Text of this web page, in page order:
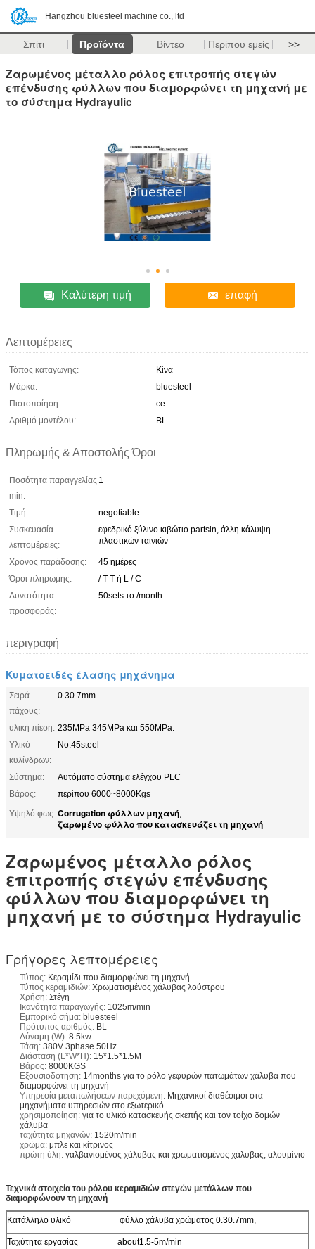
Hangzhou bluesteel machine co., ltd
Σπίτι Προϊόντα Βίντεο Περίπου εμείς >>
Ζαρωμένος μέταλλο ρόλος επιτροπής στεγών
επένδυσης φύλλων που διαμορφώνει τη μηχανή με
το σύστημα Hydrayulic
Καλύτερη τιμή επαφή
Λεπτομέρειες
Τόπος καταγωγής:
Κίνα
Μάρκα:
bluesteel
Πιστοποίηση:
ce
Αριθμό μοντέλου:
BL
Πληρωμής & Αποστολής Όροι
Ποσότητα παραγγελίας
min:
1
Τιμή:
negotiable
Συσκευασία
λεπτομέρειες:
εφεδρικό ξύλινο κιβώτιο partsin, άλλη κάλυψη
πλαστικών ταινιών
Χρόνος παράδοσης:
45 ημέρες
Όροι πληρωμής:
/ T T ή L / C
Δυνατότητα
προσφοράς:
50sets το /month
περιγραφή
Κυματοειδές έλασης μηχάνημα
Σειρά
πάχους:
0.30.7mm
υλική πίεση: 235MPa 345MPa και 550MPa.
Υλικό
κυλίνδρων:
No.45steel
Σύστημα:
Αυτόματο σύστημα ελέγχου PLC
Βάρος:
περίπου 6000~8000Kgs
Υψηλό φως: Corrugation φύλλων μηχανή,
ζαρωμένο φύλλο που κατασκευάζει τη μηχανή
Ζαρωμένος μέταλλο ρόλος
επιτροπής στεγών επένδυσης
φύλλων που διαμορφώνει τη
μηχανή με το σύστημα Hydrayulic
Γρήγορες λεπτομέρειες
Τύπος: Κεραμίδι που διαμορφώνει τη μηχανή
Τύπος κεραμιδιών: Χρωματισμένος χάλυβας λούστρου
Χρήση: Στέγη
Ικανότητα παραγωγής: 1025m/min
Εμπορικό σήμα: bluesteel
Πρότυπος αριθμός: BL
Δύναμη (W): 8.5kw
Τάση: 380V 3phase 50Hz.
Διάσταση (L*W*H): 15*1.5*1.5M
Βάρος: 8000KGS
Εξουσιοδότηση: 14months για το ρόλο γεφυρών πατωμάτων χάλυβα που
διαμορφώνει τη μηχανή
Υπηρεσία μεταπωλήσεων παρεχόμενη: Μηχανικοί διαθέσιμοι στα
μηχανήματα υπηρεσιών στο εξωτερικό
χρησιμοποίηση: για το υλικό κατασκευής σκεπής και τον τοίχο δομών
χάλυβα
ταχύτητα μηχανών: 1520m/min
χρώμα: μπλε και κίτρινος
πρώτη ύλη: γαλβανισμένος χάλυβας και χρωματισμένος χάλυβας, αλουμίνιο
Τεχνικά στοιχεία του ρόλου κεραμιδιών στεγών μετάλλων που
διαμορφώνουν τη μηχανή
Κατάλληλο υλικό φύλλο χάλυβα χρώματος 0.30.7mm,
Ταχύτητα εργασίας about1.5-5m/min